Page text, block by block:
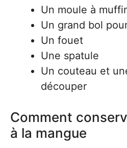
Un moule à
Un grand bol
Un fouet
Une spatule
Un couteau et
découper
Comment
à la mangue